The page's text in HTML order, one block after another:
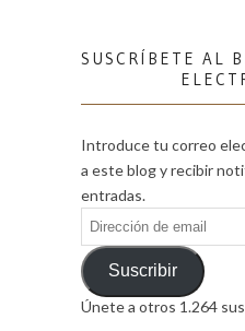
SUSCRÍBETE AL
Introduce tu correo
a este blog y recibir
entradas.
Dirección
de
emailSuscribir
Únete a otros 1.264